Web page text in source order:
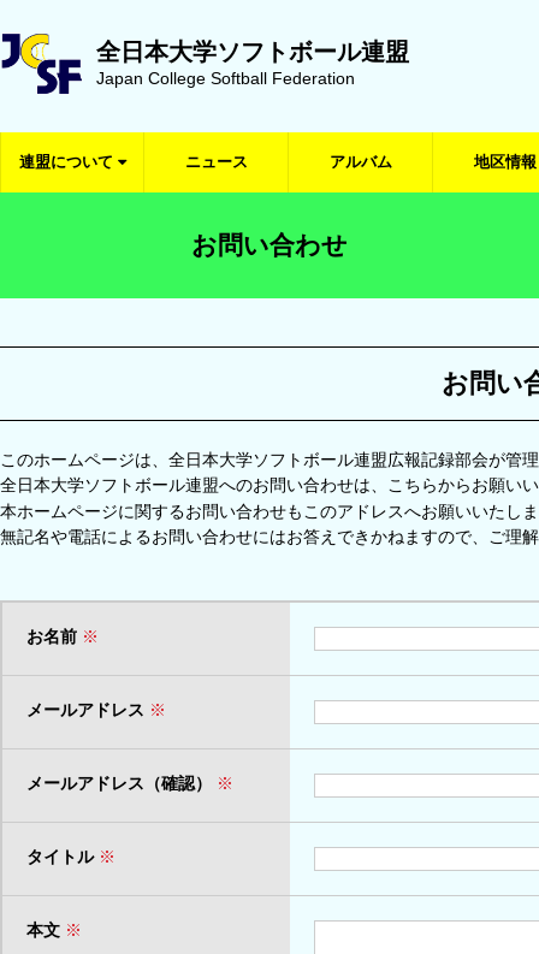
全日本大学ソフトボール連盟
Japan College Softball Federation
連盟について ニュース アルバム 地区情報
お問い合わせ
お問い
このホームページは、全日本大学ソフトボール連盟広報記録部会が管
全日本大学ソフトボール連盟へのお問い合わせは、こちらからお願い
本ホームページに関するお問い合わせもこのアドレスへお願いいたし
無記名や電話によるお問い合わせにはお答えできかねますので、ご理
お名前 ※
メールアドレス ※
メールアドレス（確認） ※
タイトル ※
本文 ※